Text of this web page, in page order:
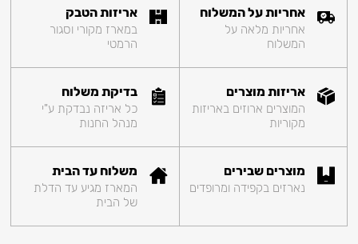
אחריות על המשלוח
אחריות מלאה על
המשלוח
אריזות הטבק
במארז מקורי וסגור
הרמטי
אריזות מוצרים
המוצרים ארוזים באריזות
מקוריות
בדיקת משלוח
כל אריזה נבדקת ע"י
מנהל החנות
מוצרים שבירים
נארזים בקפידה ומרופדים
משלוח עד הבית
המארז מגיע עד הדלת
של הבית